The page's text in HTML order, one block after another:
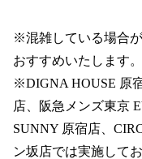
コーディネート
レビュー
ブログ
※混雑している場合
おすすめいたします。
※DIGNA HOUSE 原
店、阪急メンズ東京
SUNNY 原宿店、
ン坂店では実施して